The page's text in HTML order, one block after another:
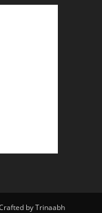
by Trinaabh